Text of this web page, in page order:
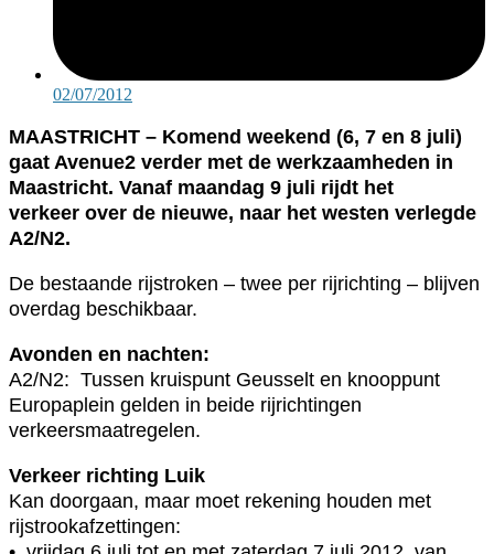
02/07/2012
MAASTRICHT – Komend weekend (6, 7 en 8 juli)
gaat Avenue2 verder met de werkzaamheden in
Maastricht. Vanaf maandag 9 juli rijdt het
verkeer over de nieuwe, naar het westen verlegde
A2/N2.
De bestaande rijstroken – twee per rijrichting – blijven
overdag beschikbaar.
Avonden en nachten:
A2/N2: Tussen kruispunt Geusselt en knooppunt
Europaplein gelden in beide rijrichtingen
verkeersmaatregelen.
Verkeer richting Luik
Kan doorgaan, maar moet rekening houden met
rijstrookafzettingen: